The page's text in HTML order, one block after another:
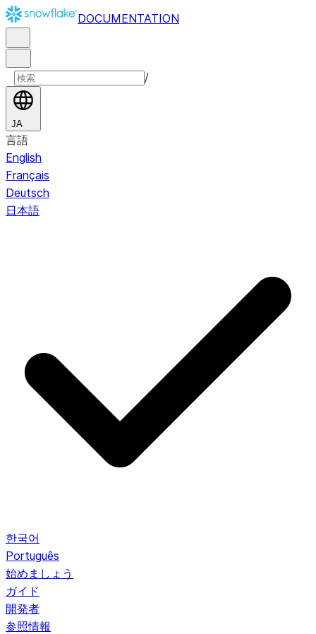
DOCUMENTATION
/
JA
言語
English
Français
Deutsch
日本語
한국어
Português
始めましょう
ガイド
開発者
参照情報